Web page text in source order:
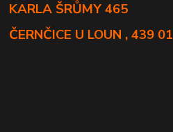
KARLA ŠRŮMY 465
ČERNČICE U LOUN , 439 01